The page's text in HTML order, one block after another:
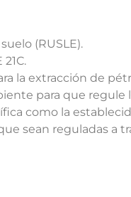
(RUSLE).
la extracción de
para que regule
como la
sean reguladas a